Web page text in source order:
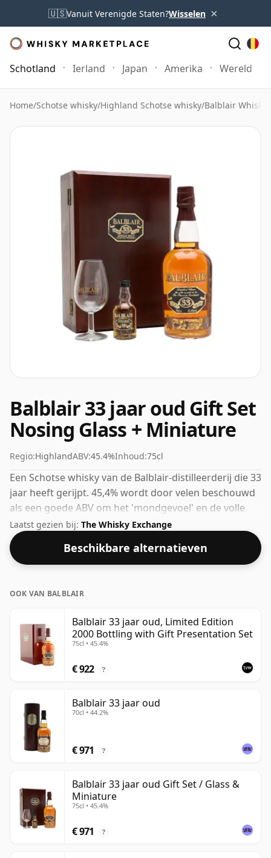
🇺🇸Vanuit Verenigde Staten?Wisselen ×
Schotland Ierland Japan Amerika Wereld
Home/Schotse whisky/Highland Schotse whisky/Balblair Whisky
Balblair 33 jaar oud Gift Set
Nosing Glass + Miniature
Regio:HighlandABV:45.4%Inhoud:75cl
Een Schotse whisky van de Balblair-distilleerderij die 33
jaar heeft gerijpt. 45,4% wordt door velen beschouwd
als een goede ABV om het 'mondgevoel' en de volle
smaak van whisky te ervaren.
Laatst gezien bij: The Whisky Exchange
Beschikbare alternatieven
OOK VAN BALBLAIR
Balblair 33 jaar oud, Limited Edition
2000 Bottling with Gift Presentation Set
75cl • 45.4%
€ 922 ?
Balblair 33 jaar oud
70cl • 44.2%
€ 971 ?
Balblair 33 jaar oud Gift Set / Glass &
Miniature
75cl • 45.4%
€ 971 ?